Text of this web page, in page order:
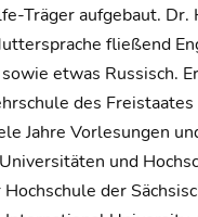
Träger aufgebaut. Dr.
fließend
etwas Russisch.
des
Jahre Vorlesungen
und
der